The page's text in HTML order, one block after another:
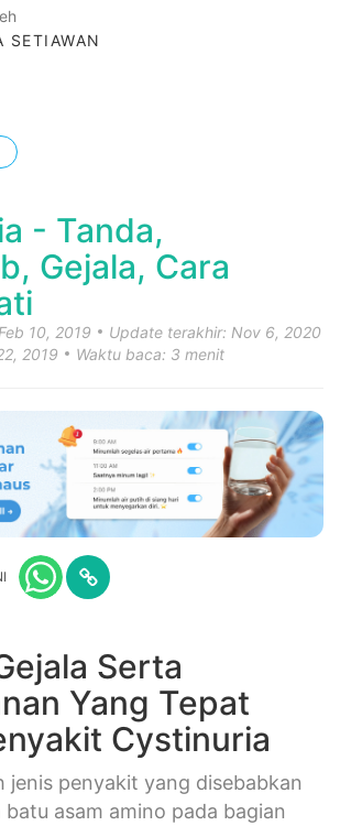
SETIAWAN
- Tanda,
Gejala, Cara
10, 2019
Update terakhir: Nov 6, 2020
2019
Waktu baca: 3 menit
Serta
Yang Tepat
Cystinuria
jenis penyakit yang disebabkan
asam amino pada bagian